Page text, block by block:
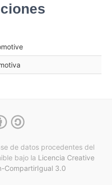
de datos procedentes del
bajo la Licencia Creative
CompartirIgual 3.0